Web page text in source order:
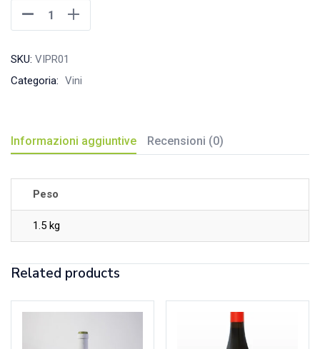
SKU: VIPR01
Categoria: Vini
Informazioni aggiuntive Recensioni (0)
Peso
1.5 kg
Related products